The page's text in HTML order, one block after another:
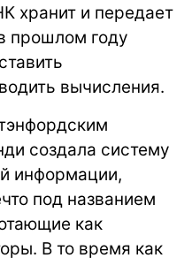
хранит и передает
прошлом году
вычисления.
создала систему
информации,
под названием
как
В то время как